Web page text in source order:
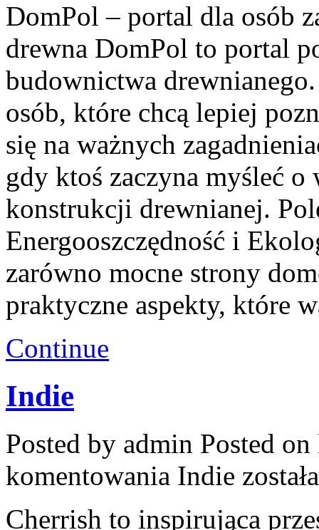
DomPol – portal dla osób
drewna DomPol to portal
budownictwa
osób, które chcą lepiej
się na ważnych
gdy ktoś zaczyna myśleć
konstrukcji drewnianej.
Energooszczędność i
zarówno mocne strony
praktyczne aspekty, które
Continue
Indie
Posted by admin Posted
komentowania Indie
Cherrish to inspirująca